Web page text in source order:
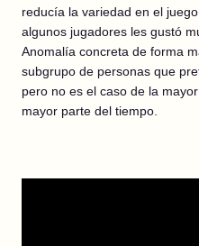
reducía la variedad en el
algunos jugadores les gustó
Anomalía concreta de forma
subgrupo de personas que
pero no es el caso de la
mayor parte del tiempo.